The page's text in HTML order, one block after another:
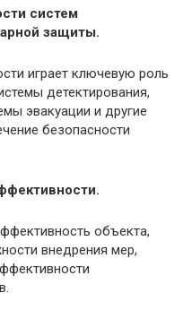
систем
защиты.
играет ключевую роль
детектирования,
эвакуации и другие
безопасности
объекта,
внедрения мер,